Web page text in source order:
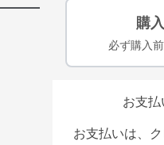
購
必ず購入
お支払
お支払いは、